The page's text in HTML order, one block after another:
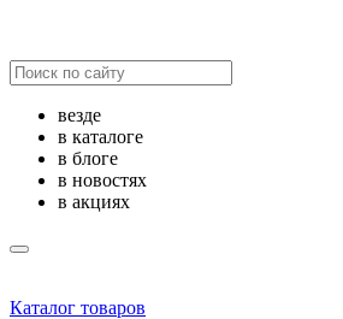
везде
в каталоге
в блоге
в новостях
в акциях
Каталог товаров